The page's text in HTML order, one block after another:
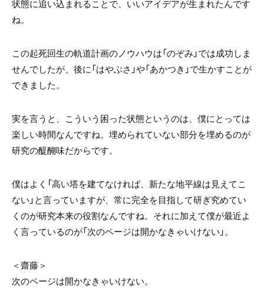
状態に追い込まれることで、いいアイデアが生まれたんです
ね。
この起死回生の軌道計画のノウハウは「のぞみ」では成功しま
せんでしたが、後に「はやぶさ」や「あかつき」で生かすことが
できました。
実を言うと、こういう困った状態というのは、僕にとっては
楽しい時間なんですね。埋められていない部分を埋めるのが
研究の醍醐味だからです。
僕はよく「高い塔を建てなければ、新たな地平線は見えてこ
ない」と言っていますが、常に完全を目指して研ぎ究めてい
くのが研究本来の役割なんですね。それに加えて僕が最近よ
く言っているのが「次のページは開かなきゃいけない」。
＜齋藤＞
次のページは開かなきゃいけない。